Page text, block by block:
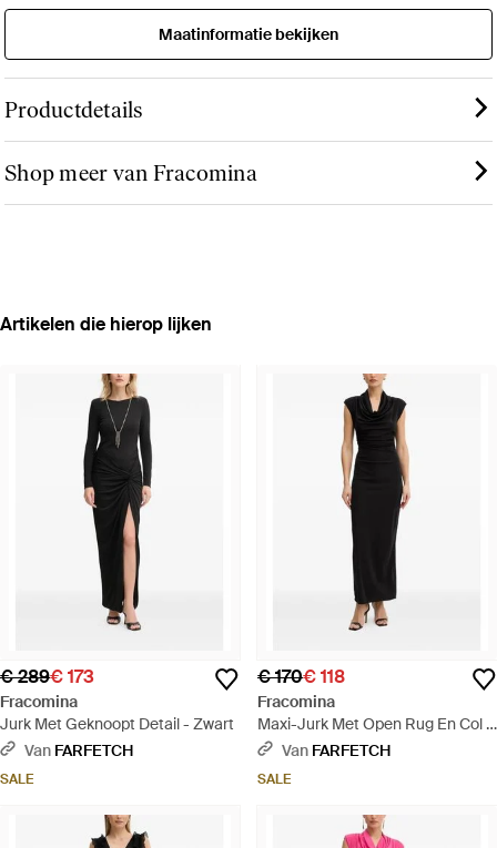
Maatinformatie bekijken
Productdetails
Shop meer van Fracomina
Artikelen die hierop lijken
€ 289€ 173
Fracomina
Jurk Met Geknoopt Detail - Zwart
Van FARFETCH
SALE
€ 170€ 118
Fracomina
Maxi-Jurk Met Open Rug En Col -
Zwart
Van FARFETCH
SALE